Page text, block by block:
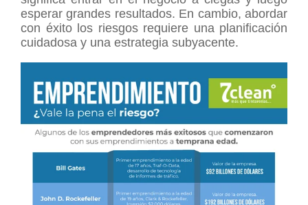
esperar grandes resultados. En cambio, abordar
con éxito los riesgos requiere una planificación
cuidadosa y una estrategia subyacente.